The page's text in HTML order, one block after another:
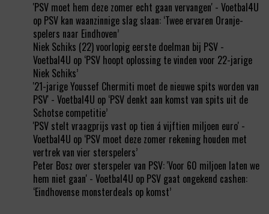
'PSV moet hem deze zomer echt gaan vervangen' - Voetbal4U
op PSV kan waanzinnige slag slaan: ‘Twee ervaren Oranje-
spelers naar Eindhoven’
Niek Schiks (22) voorlopig eerste doelman bij PSV -
Voetbal4U op ‘PSV hoopt oplossing te vinden voor 22-jarige
Niek Schiks’
'21-jarige Youssef Chermiti moet de nieuwe spits worden van
PSV' - Voetbal4U op ‘PSV denkt aan komst van spits uit de
Schotse competitie’
'PSV stelt vraagprijs vast op tien á vijftien miljoen euro' -
Voetbal4U op ‘PSV moet deze zomer rekening houden met
vertrek van vier sterspelers’
Peter Bosz over sterspeler van PSV: 'Voor 60 miljoen laten we
hem niet gaan' - Voetbal4U op PSV gaat ongekend cashen:
‘Eindhovense monsterdeals op komst’